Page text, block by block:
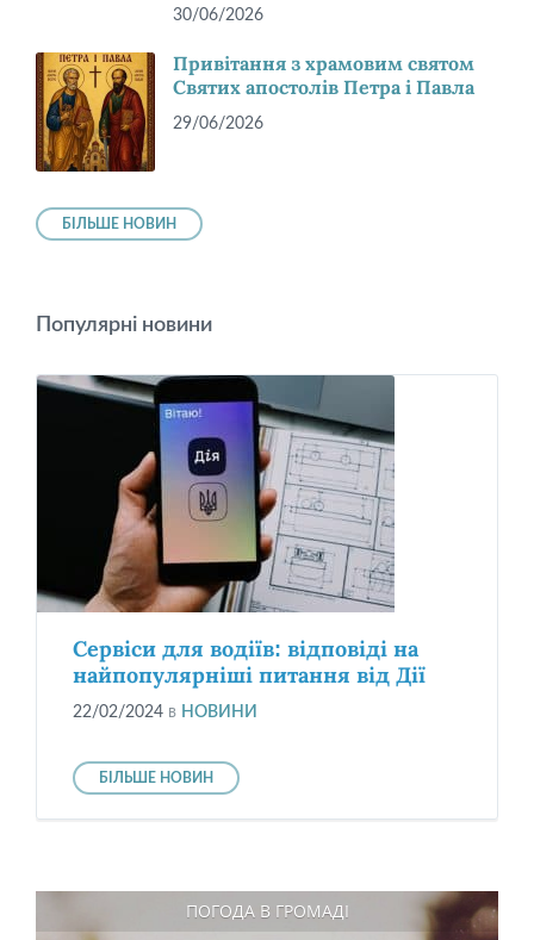
30/06/2026
Привітання з храмовим святом
Святих апостолів Петра і Павла
29/06/2026
БІЛЬШЕ НОВИН
Популярні новини
Сервіси для водіїв: відповіді на
найпопулярніші питання від Дії
22/02/2024 в НОВИНИ
БІЛЬШЕ НОВИН
ПОГОДА В ГРОМАДІ